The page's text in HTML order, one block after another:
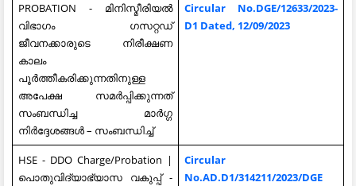
PROBATION - മിനിസ്മീരിയല്‍
വിഭാഗം ഗസറ്റഡ്‌
ജീവനക്കാരുടെ നിരീക്ഷണ
കാലം
പൂര്‍ത്തീകരിക്കുന്നതിനുള്ള
അപേക്ഷ സമര്‍പ്പിക്കുന്നത്‌
സംബന്ധിച്ച മാര്‍ഗ്ഗ
നിര്‍ദ്ദേശങ്ങള്‍ – സംബന്ധിച്ച്‌
Circular No.DGE/12633/2023-
D1 Dated, 12/09/2023
HSE - DDO Charge/Probation |
പൊതുവിദ്യാഭ്യാസ വകുപ്പ് -
Circular
No.AD.D1/314211/2023/DGE